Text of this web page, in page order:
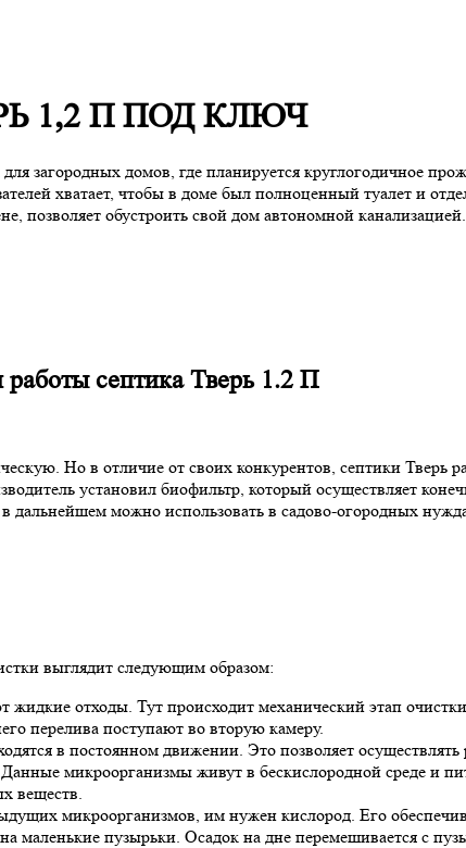
1,2 П ПОД КЛЮЧ
загородных домов, где планируется круглогодичное
хватает, чтобы в доме был полноценный туалет и
позволяет обустроить свой дом автономной канализацией.
септика Тверь 1.2 П
Но в отличие от своих конкурентов, септики Тверь
установил биофильтр, который осуществляет
дальнейшем можно использовать в садово-огородных
выглядит следующим образом:
отходы. Тут происходит механический этап
перелива поступают во вторую камеру.
в постоянном движении. Это позволяет осуществлять
микроорганизмы живут в бескислородной среде и
веществ.
микроорганизмов, им нужен кислород. Его
маленькие пузырьки. Осадок на дне перемешивается с